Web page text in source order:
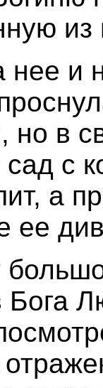
и
но в
сад с
а
ее
Бога